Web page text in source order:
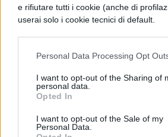
e rifiutare tutti i cookie (anche di
userai solo i cookie tecnici di default.
Personal Data Processing Opt
I want to opt-out of the Sharing of
personal data.
Opted In
I want to opt-out of the Sale of my
Personal Data.
affermando con decisione:
l’iniziativa legislativa a
specifico.